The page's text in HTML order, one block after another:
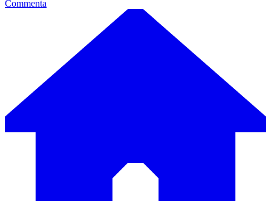
Commenta